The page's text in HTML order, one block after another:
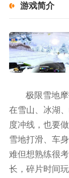
游戏简介
极限雪地
在雪山、冰湖
度冲线，也要
雪地打滑、车
难但想熟练很
长，碎片时间